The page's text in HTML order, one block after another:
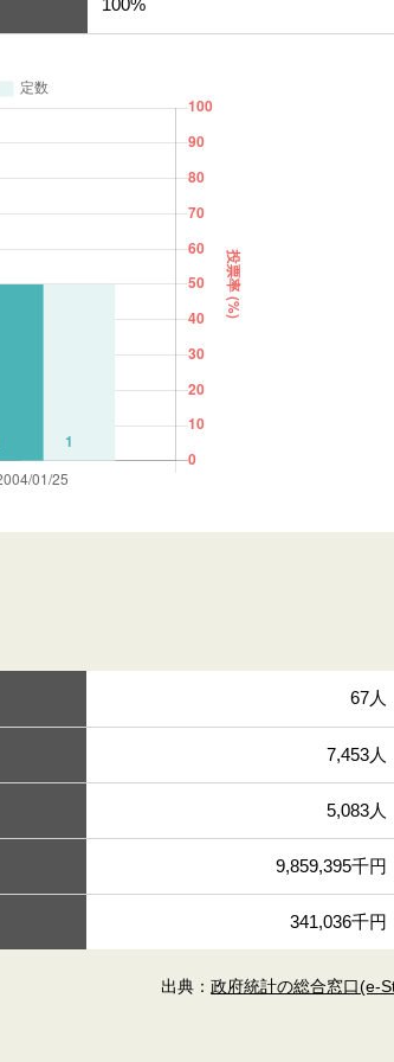
100%
67人
7,453人
5,083人
9,859,395千円
341,036千円
出典：政府統計の総合窓口(e-